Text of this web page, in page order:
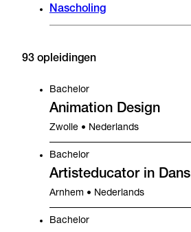
Nascholing
93 opleidingen
Bachelor
Animation Design
Zwolle • Nederlands
Bachelor
Artisteducator in Dans
Arnhem • Nederlands
Bachelor